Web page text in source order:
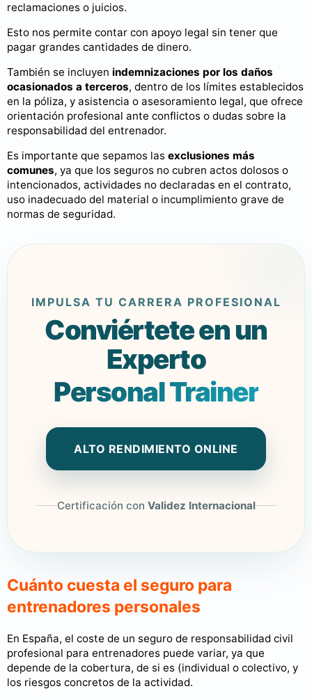
reclamaciones o juicios.
Esto nos permite contar con apoyo legal sin tener que
pagar grandes cantidades de dinero.
También se incluyen indemnizaciones por los daños
ocasionados a terceros, dentro de los límites establecidos
en la póliza, y asistencia o asesoramiento legal, que ofrece
orientación profesional ante conflictos o dudas sobre la
responsabilidad del entrenador.
Es importante que sepamos las exclusiones más
comunes, ya que los seguros no cubren actos dolosos o
intencionados, actividades no declaradas en el contrato,
uso inadecuado del material o incumplimiento grave de
normas de seguridad.
IMPULSA TU CARRERA PROFESIONAL
Conviértete en un
Experto
Personal Trainer
ALTO RENDIMIENTO ONLINE
Certificación con Validez Internacional
Cuánto cuesta el seguro para
entrenadores personales
En España, el coste de un seguro de responsabilidad civil
profesional para entrenadores puede variar, ya que
depende de la cobertura, de si es (individual o colectivo, y
los riesgos concretos de la actividad.